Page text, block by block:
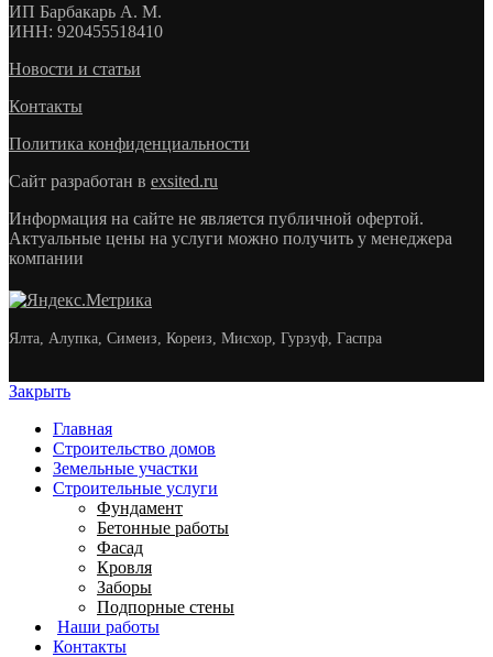
ИП Барбакарь А. М.
ИНН: 920455518410
Новости и статьи
Контакты
Политика конфиденциальности
Сайт разработан в exsited.ru
Информация на сайте не является публичной офертой.
Актуальные цены на услуги можно получить у менеджера
компании
Ялта, Алупка, Симеиз, Кореиз, Мисхор, Гурзуф, Гаспра
Закрыть
Главная
Строительство домов
Земельные участки
Строительные услуги
Фундамент
Бетонные работы
Фасад
Кровля
Заборы
Подпорные стены
Наши работы
Контакты